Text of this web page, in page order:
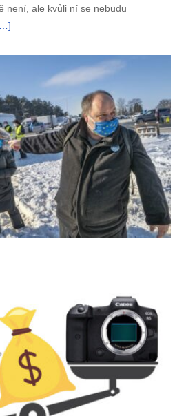
není, ale kvůli ní se nebudu